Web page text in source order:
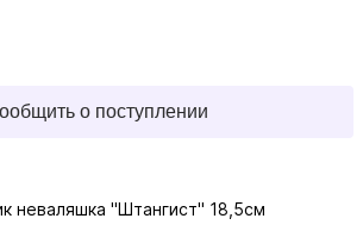
о поступлении
неваляшка "Штангист" 18,5см